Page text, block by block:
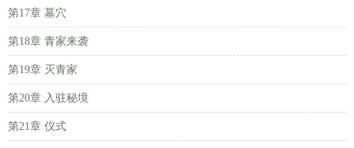
第17章 墓穴
第18章 青家来袭
第19章 灭青家
第20章 入驻秘境
第21章 仪式